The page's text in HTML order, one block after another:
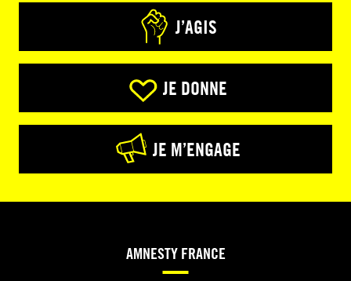
J’AGIS
JE DONNE
JE M’ENGAGE
AMNESTY FRANCE